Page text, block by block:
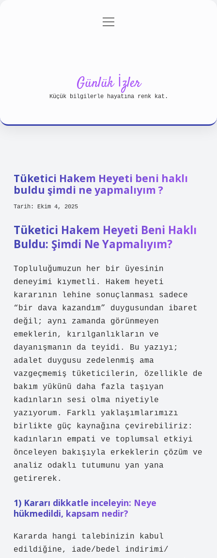
Gizlilik Politikası
menüyü
Günlük İzler
Küçük bilgilerle hayatına renk kat.
Tüketici Hakem Heyeti beni haklı
buldu şimdi ne yapmalıyım ?
Tarih: Ekim 4, 2025
Tüketici Hakem Heyeti Beni Haklı
Buldu: Şimdi Ne Yapmalıyım?
Topluluğumuzun her bir üyesinin
deneyimi kıymetli. Hakem heyeti
kararının lehine sonuçlanması sadece
“bir dava kazandım” duygusundan ibaret
değil; aynı zamanda görünmeyen
emeklerin, kırılganlıkların ve
dayanışmanın da teyidi. Bu yazıyı;
adalet duygusu zedelenmiş ama
vazgeçmemiş tüketicilerin, özellikle de
bakım yükünü daha fazla taşıyan
kadınların sesi olma niyetiyle
yazıyorum. Farklı yaklaşımlarımızı
birlikte güç kaynağına çevirebiliriz:
kadınların empati ve toplumsal etkiyi
önceleyen bakışıyla erkeklerin çözüm ve
analiz odaklı tutumunu yan yana
getirerek.
1) Kararı dikkatle inceleyin: Neye
hükmedildi, kapsam nedir?
Kararda hangi talebinizin kabul
edildiğine, iade/bedel indirimi/